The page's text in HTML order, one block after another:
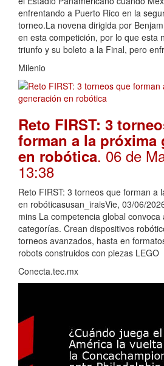
enfrentando a Puerto Rico en la
torneo.La novena dirigida por
en esta competición, por lo que esta
triunfo y su boleto a la Final, pero
Milenio
Reto FIRST: 3
forman a la próxima
en robótica. 06 de
13:38
Reto FIRST: 3 torneos que forman a
en robóticasusan_iraisVie, 03/06/
mins La competencia global convoca
categorías. Crean dispositivos
torneos avanzados, hasta en
robots construidos con piezas LEGO
Conecta.tec.mx